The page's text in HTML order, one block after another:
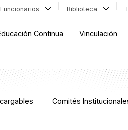
Funcionarios Biblioteca
Continua Vinculación
Comités